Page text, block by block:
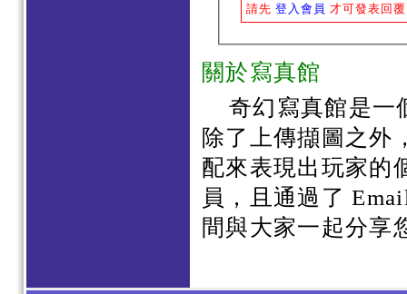
請先 登入會員 才可發表回
關於寫真館
奇幻寫真館是一
除了上傳擷圖之外
配來表現出玩家的
員，且通過了
間與大家一起分享